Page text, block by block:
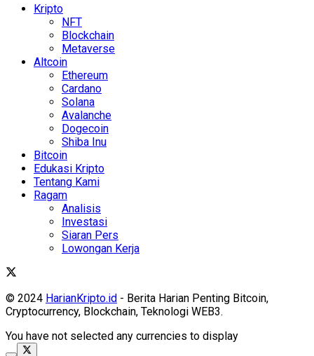
Kripto
NFT
Blockchain
Metaverse
Altcoin
Ethereum
Cardano
Solana
Avalanche
Dogecoin
Shiba Inu
Bitcoin
Edukasi Kripto
Tentang Kami
Ragam
Analisis
Investasi
Siaran Pers
Lowongan Kerja
© 2024 HarianKripto.id - Berita Harian Penting Bitcoin,
Cryptocurrency, Blockchain, Teknologi WEB3.
You have not selected any currencies to display